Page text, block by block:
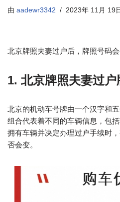
由 aadewr3342 2023年 11月 19
北京牌照夫妻过户后，牌照号码
1. 北京牌照夫妻过
北京的机动车号牌由一个汉字和
组合代表着不同的车辆信息，包
拥有车辆并决定办理过户手续时
否会变。